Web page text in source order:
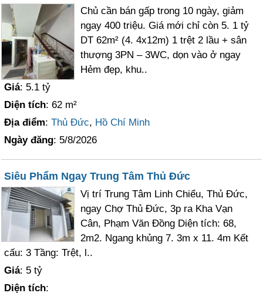
Chủ cần bán gấp trong 10 ngày, giảm
ngay 400 triệu. Giá mới chỉ còn 5. 1 tỷ
DT 62m² (4. 4x12m) 1 trệt 2 lầu + sân
thượng 3PN – 3WC, dọn vào ở ngay
Hẻm đẹp, khu..
Giá: 5.1 tỷ
Diện tích: 62 m²
Địa điểm:Thủ Đức, Hồ Chí Minh
Ngày đăng: 5/8/2026
Siêu Phẩm Ngay Trung Tâm Thủ Đức
Vị trí Trung Tâm Linh Chiểu, Thủ Đức,
ngay Chợ Thủ Đức, 3p ra Kha Vạn
Cân, Phạm Văn Đồng Diện tích: 68,
2m2. Ngang khủng 7. 3m x 11. 4m Kết
cấu: 3 Tầng: Trệt, l..
Giá: 5 tỷ
Diện tích: